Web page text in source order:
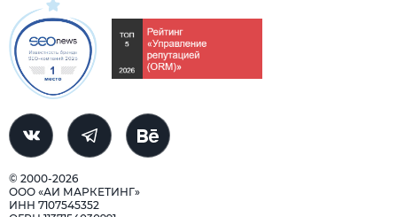
© 2000-2026
ООО «АИ МАРКЕТИНГ»
ИНН 7107545352